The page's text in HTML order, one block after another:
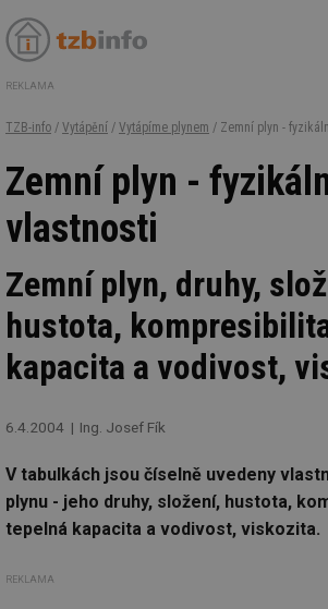
REKLAMA
TZB-info / Vytápění / Vytápíme plynem / Zemní plyn -
Zemní plyn -
vlastnosti
Zemní plyn, druhy,
hustota,
kapacita a vodivost,
6.4.2004 Ing. Josef Fík
V tabulkách jsou číselně uvedeny
plynu - jeho druhy, složení, hustota,
tepelná kapacita a vodivost, viskozita.
REKLAMA